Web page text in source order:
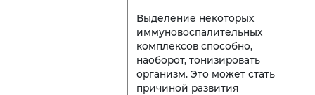
Выделение некоторых
иммуновоспалительных
комплексов способно,
наоборот, тонизировать
организм. Это может стать
причиной развития